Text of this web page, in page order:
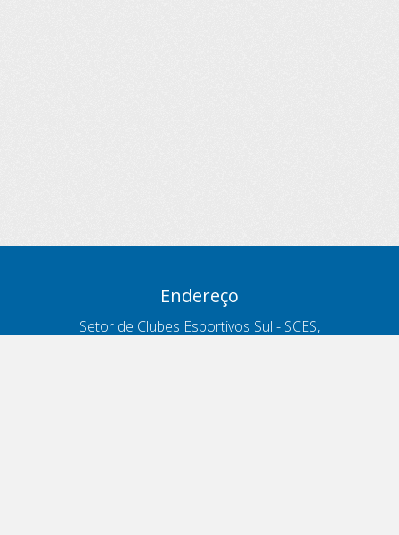
Endereço
Setor de Clubes Esportivos Sul - SCES,